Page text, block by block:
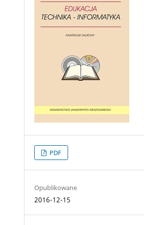
PDF
Opublikowane
2016-12-15